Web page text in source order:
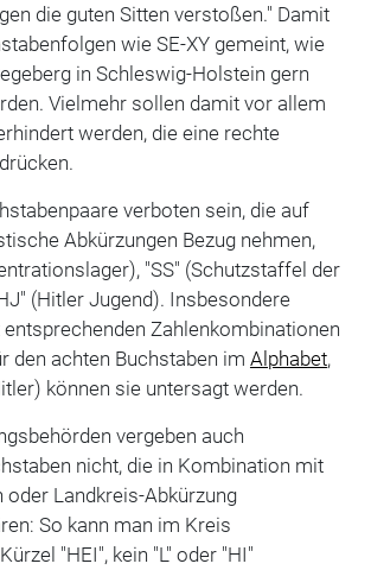
die guten Sitten verstoßen." Damit
wie SE-XY gemeint, wie
in Schleswig-Holstein gern
Vielmehr sollen damit vor allem
werden, die eine rechte
verboten sein, die auf
Abkürzungen Bezug nehmen,
"SS" (Schutzstaffel der
(Hitler Jugend). Insbesondere
Zahlenkombinationen
den achten Buchstaben im Alphabet,
können sie untersagt werden.
vergeben auch
nicht, die in Kombination mit
oder Landkreis-Abkürzung
So kann man im Kreis
"HEI", kein "L" oder "HI"